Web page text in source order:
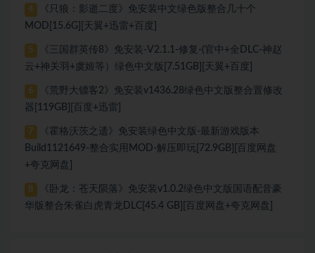
4
《只狼：影逝二度》免安装中文绿色版整合几十个
MOD[15.6G][天翼+迅雷+百度]
5
《三国群英传8》免安装-V2.1.1-修复-(官中+全DLC-神赵
云+神关羽+虞姬等）绿色中文版[7.51GB][天翼+百度]
6
《荒野大镖客2》免安装v1436.28绿色中文版整合置修改
器[119GB][百度+迅雷]
7
《霍格沃茨之遗》免安装绿色中文版-最新游戏版本
Build1121649-整合实用MOD-解压即玩[72.9GB][百度网盘
+夸克网盘]
8
《卧龙：苍天陨落》免安装v1.0.2绿色中文版国语配音豪
华版整合朱雀白虎青龙DLC[45.4 GB][百度网盘+夸克网盘]